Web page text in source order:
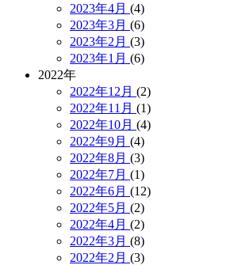
2023年4月 (4)
2023年3月 (6)
2023年2月 (3)
2023年1月 (6)
2022年
2022年12月 (2)
2022年11月 (1)
2022年10月 (4)
2022年9月 (4)
2022年8月 (3)
2022年7月 (1)
2022年6月 (12)
2022年5月 (2)
2022年4月 (2)
2022年3月 (8)
2022年2月 (3)